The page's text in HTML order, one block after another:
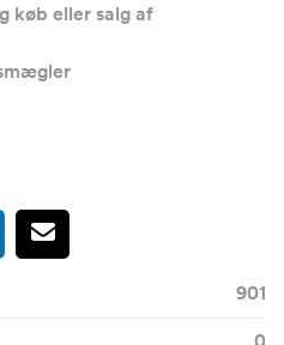
køb eller salg af
901